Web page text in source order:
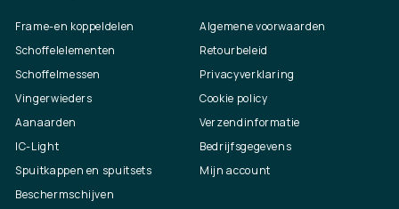
Frame-en koppeldelen
Schoffelelementen
Schoffelmessen
Vingerwieders
Aanaarden
IC-Light
Spuitkappen en spuitsets
Beschermschijven
Algemene voorwaarden
Retourbeleid
Privacyverklaring
Cookie policy
Verzendinformatie
Bedrijfsgegevens
Mijn account